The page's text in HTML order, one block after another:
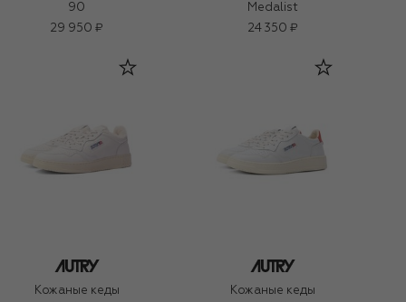
90
29 950 ₽
Medalist
24 350 ₽
Кожаные кеды
Кожаные кеды